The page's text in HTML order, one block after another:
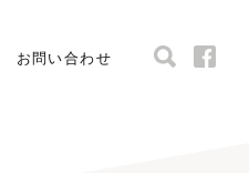
お問い合わせ